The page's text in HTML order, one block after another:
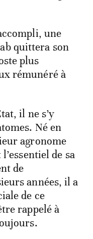
une
quittera son
plus
rémunéré à
il ne s’y
Né en
agronome
de sa
de
années, il a
de ce
rappelé à